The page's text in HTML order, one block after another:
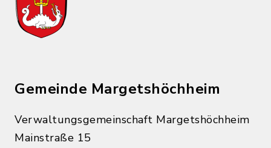
Gemeinde Margetshöchheim
Verwaltungsgemeinschaft Margetshöchheim
Mainstraße 15